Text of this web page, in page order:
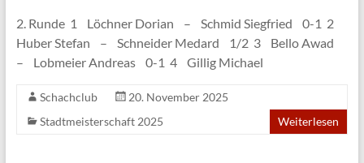
2. Runde 1 Löchner Dorian – Schmid Siegfried 0-1 2
Huber Stefan – Schneider Medard 1/2 3 Bello Awad
– Lobmeier Andreas 0-1 4 Gillig Michael
Schachclub
20. November 2025
Stadtmeisterschaft 2025
Weiterlesen